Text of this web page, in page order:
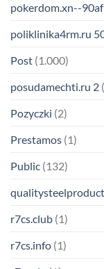
pokerdom.xn--
poliklinika4rm.ru
Post (1.000)
posudamechti.ru 2
Pozyczki (2)
Prestamos (1)
Public (132)
r7cs.club (1)
r7cs.info (1)